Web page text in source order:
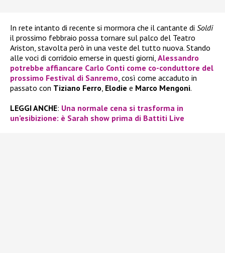
In rete intanto di recente si mormora che il cantante di Soldi
il prossimo febbraio possa tornare sul palco del Teatro
Ariston, stavolta però in una veste del tutto nuova. Stando
alle voci di corridoio emerse in questi giorni, Alessandro
potrebbe affiancare Carlo Conti come co-conduttore del
prossimo Festival di Sanremo, così come accaduto in
passato con Tiziano Ferro, Elodie e Marco Mengoni.
LEGGI ANCHE: Una normale cena si trasforma in
un’esibizione: è Sarah show prima di Battiti Live